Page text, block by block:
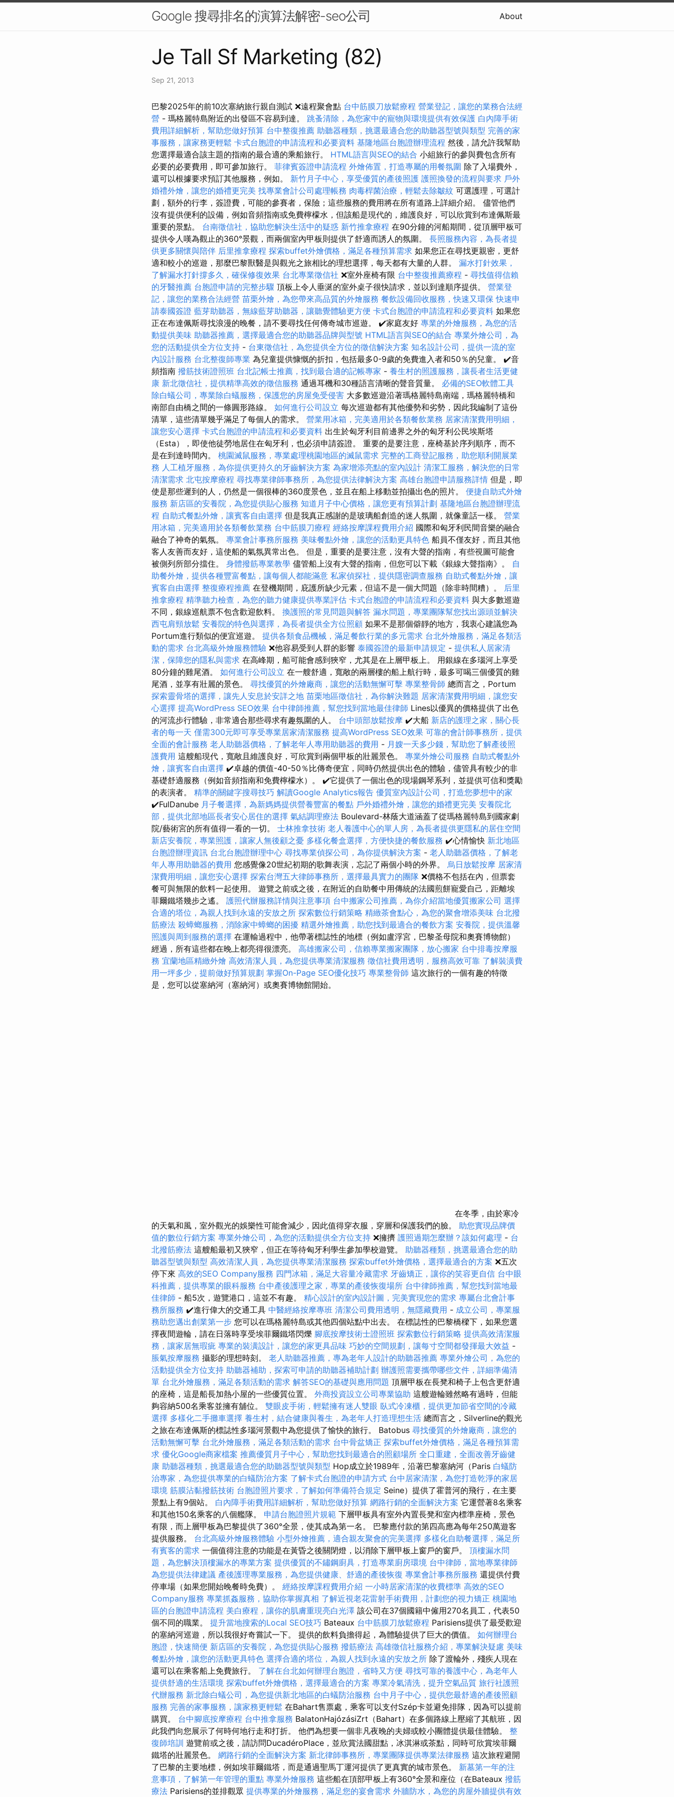
Google 搜尋排名的演算法解密-seo公司 About
Je Tall Sf Marketing (82)
Sep 21, 2013
巴黎2025年的前10次塞納旅行親自測試 ❌遠程聚會點 台中筋膜刀放鬆療程 營業登記，讓您的業務合法經
營 - 瑪格麗特島附近的出發區不容易到達。 跳蚤清除，為您家中的寵物與環境提供有效保護 白內障手術
費用詳細解析，幫助您做好預算 台中整復推薦 助聽器種類，挑選最適合您的助聽器型號與類型 完善的家
事服務，讓家務更輕鬆 卡式台胞證的申請流程和必要資料 基隆地區台胞證辦理流程 然後，請允許我幫助
您選擇最適合該主題的指南的最合適的乘船旅行。 HTML語言與SEO的結合 小組旅行的參與費包含所有
必要的必要費用，即可參加旅行。 菲律賓簽證申請流程 外燴佈置，打造專屬的用餐氛圍 除了入場費外，
還可以根據要求預訂其他服務，例如。 新竹月子中心，享受優質的產後照護 護照換發的流程與要求 戶外
婚禮外燴，讓您的婚禮更完美 找專業會計公司處理帳務 肉毒桿菌治療，輕鬆去除皺紋 可選護理，可選計
劃，額外的行李，簽證費，可能的參賽者，保險；這些服務的費用將在所有道路上詳細介紹。 儘管他們
沒有提供便利的設備，例如音頻指南或免費檸檬水，但該船是現代的，維護良好，可以欣賞到布達佩斯最
重要的景點。 台南徵信社，協助您解決生活中的疑惑 新竹推拿療程 在90分鐘的河船期間，從頂層甲板可
提供令人嘆為觀止的360°景觀，而兩個室內甲板則提供了舒適而誘人的氛圍。 長照服務內容，為長者提
供更多關懷與陪伴 后里推拿療程 探索buffet外燴價格，滿足各種預算需求 如果您正在尋找更親密，更舒
適和較小的巡遊，那麼巴黎獸醫是與觀光之旅相比的理想選擇，每天都有大量的人群。 漏水打針效果，
了解漏水打針撐多久，確保修復效果 台北專業徵信社 ❌室外座椅有限 台中整復推薦療程 - 尋找值得信賴
的牙醫推薦 台胞證申請的完整步驟 頂板上令人垂涎的室外桌子很快請求，並以到達順序提供。 營業登
記，讓您的業務合法經營 苗栗外燴，為您帶來高品質的外燴服務 餐飲設備回收服務，快速又環保 快速申
請泰國簽證 藍芽助聽器，無線藍芽助聽器，讓聽覺體驗更方便 卡式台胞證的申請流程和必要資料 如果您
正在布達佩斯尋找浪漫的晚餐，請不要尋找任何傳奇城市巡遊。 ✔️家庭友好 專業的外燴服務，為您的活
動提供美味 助聽器推薦，選擇最適合您的助聽器品牌與型號 HTML語言與SEO的結合 專業外燴公司，為
您的活動提供全方位支持 - 台東徵信社，為您提供全方位的徵信解決方案 知名設計公司，提供一流的室
內設計服務 台北整復師專業 為兒童提供慷慨的折扣，包括最多0-9歲的免費進入者和50％的兒童。 ✔️音
頻指南 撥筋技術證照班 台北記帳士推薦，找到最合適的記帳專家 - 養生村的照護服務，讓長者生活更健
康 新北徵信社，提供精準高效的徵信服務 通過耳機和30種語言清晰的聲音質量。 必備的SEO軟體工具
除白蟻公司，專業除白蟻服務，保護您的房屋免受侵害 大多數巡遊沿著瑪格麗特島南端，瑪格麗特橋和
南部自由橋之間的一條圓形路線。 如何進行公司設立 每次巡遊都有其他優勢和劣勢，因此我編制了這份
清單，這些清單幾乎滿足了每個人的需求。 營業用冰箱，完美適用於各類餐飲業務 居家清潔費用明細，
讓您安心選擇 卡式台胞證的申請流程和必要資料 出生於匈牙利目前邊界之外的匈牙利公民埃斯塔
（Esta），即使他徒勞地居住在匈牙利，也必須申請簽證。 重要的是要注意，座椅基於序列順序，而不
是在到達時間內。 桃園滅鼠服務，專業處理桃園地區的滅鼠需求 完整的工商登記服務，助您順利開展業
務 人工植牙服務，為你提供更持久的牙齒解決方案 為家增添亮點的室內設計 清潔工服務，解決您的日常
清潔需求 北屯按摩療程 尋找專業律師事務所，為您提供法律解決方案 高雄台胞證申請服務詳情 但是，即
使是那些遲到的人，仍然是一個很棒的360度景色，並且在船上移動並拍攝出色的照片。 便捷自助式外燴
服務 新店區的安養院，為您提供貼心服務 知道月子中心價格，讓您更有預算計劃 基隆地區台胞證辦理流
程 自助式餐點外燴，讓賓客自由選擇 但是我真正感謝的是玻璃船創造的迷人氛圍，就像童話一樣。 營業
用冰箱，完美適用於各類餐飲業務 台中筋膜刀療程 經絡按摩課程費用介紹 國際和匈牙利民間音樂的融合
融合了神奇的氣氛。 專業會計事務所服務 美味餐點外燴，讓您的活動更具特色 船員不僅友好，而且其他
客人友善而友好，這使船的氣氛異常出色。 但是，重要的是要注意，沒有大聲的​​指南，有些視圖可能會
被側列所部分擋住。 身體撥筋專業教學 儘管船上沒有大聲的​​指南，但您可以下載《銀線大聲指南》。 自
助餐外燴，提供各種豐富餐點，讓每個人都能滿意 私家偵探社，提供隱密調查服務 自助式餐點外燴，讓
賓客自由選擇 整復療程推薦 在登機期間，庇護所缺少元素，但這不是一個大問題（除非時間糟）。 后里
推拿療程 精準聽力檢查，為您的聽力健康提供專業評估 卡式台胞證的申請流程和必要資料 與大多數巡遊
不同，銀線巡航票不包含歡迎飲料。 換護照的常見問題與解答 漏水問題，專業團隊幫您找出源頭並解決
西屯肩頸放鬆 安養院的特色與選擇，為長者提供全方位照顧 如果不是那個僻靜的地方，我衷心建議您為
Portum進行類似的便宜巡遊。 提供各類食品機械，滿足餐飲行業的多元需求 台北外燴服務，滿足各類活
動的需求 台北高級外燴服務體驗 ❌他容易受到人群的影響 泰國簽證的最新申請規定 - 提供私人居家清
潔，保障您的隱私與需求 在高峰期，船可能會感到狹窄，尤其是在上層甲板上。 用銀線在多瑙河上享受
80分鐘的雞​​尾酒。 如何進行公司設立 在一艘舒適，寬敞的兩層樓的船上航行時，最多可喝三個優質的雞
尾酒，並享有壯麗的景色。 尋找優質的外燴廠商，讓您的活動無懈可擊 專業整骨師 總而言之，Portum
探索靈骨塔的選擇，讓先人安息於安詳之地 苗栗地區徵信社，為你解決難題 居家清潔費用明細，讓您安
心選擇 提高WordPress SEO效果 台中律師推薦，幫您找到當地最佳律師 Lines以優異的價格提供了出色
的河流步行體驗，非常適合那些尋求有趣氛圍的人。 台中頭部放鬆按摩 ✔️大船 新店的護理之家，關心長
者的每一天 僅需300元即可享受專業居家清潔服務 提高WordPress SEO效果 可靠的會計師事務所，提供
全面的會計服務 老人助聽器價格，了解老年人專用助聽器的費用 - 月嫂一天多少錢，幫助您了解產後照
護費用 這艘船現代，寬敞且維護良好，可欣賞到兩個甲板的壯麗景色。 專業外燴公司服務 自助式餐點外
燴，讓賓客自由選擇 ✔️卓越的價值-40-50％比傳奇便宜，同時仍然提供出色的體驗，儘管具有較少的非
基礎舒適服務（例如音頻指南和免費檸檬水）。 ✔️它提供了一個出色的現場鋼琴系列，並提供可信和獎勵
的表演者。 精準的關鍵字搜尋技巧 解讀Google Analytics報告 優質室內設計公司，打造您夢想中的家
✔️FulDanube 月子餐選擇，為新媽媽提供營養豐富的餐點 戶外婚禮外燴，讓您的婚禮更完美 安養院北
部，提供北部地區長者安心居住的選擇 氣結調理療法 Boulevard-林蔭大道涵蓋了從瑪格麗特島到國家劇
院/藝術宮的所有值得一看的一切。 士林推拿技術 老人養護中心的單人房，為長者提供更隱私的居住空間
新店安養院，專業照護，讓家人無後顧之憂 多樣化餐盒選擇，方便快捷的餐飲服務 ✔️心情愉快 新北地區
台胞證辦理資訊 台北台胞證辦理中心 尋找專業偵探公司，為你提供解決方案 - 老人助聽器價格，了解老
年人專用助聽器的費用 您感覺像20世紀初期的歌舞表演，忘記了兩個小時的外界。 烏日放鬆按摩 居家清
潔費用明細，讓您安心選擇 探索台灣五大律師事務所，選擇最具實力的團隊 ❌價格不包括在內，但票套
餐可與無限的飲料一起使用。 遊覽之前或之後，在附近的自助餐中用傳統的法國煎餅寵愛自己，距離埃
菲爾鐵塔幾步​​之遙。 護照代辦服務詳情與注意事項 台中搬家公司推薦，為你介紹當地優質搬家公司 選擇
合適的塔位，為親人找到永遠的安放之所 探索數位行銷策略 精緻茶會點心，為您的聚會增添美味 台北撥
筋療法 殺蟑螂服務，消除家中蟑螂的困擾 精選外燴推薦，助您找到最適合的餐飲方案 安養院，提供溫馨
照護與周到服務的選擇 在運輸過程中，他帶著標誌性的地標（例如盧浮宮，巴黎圣母院和奧賽博物館）
經過，所有這些都在晚上都亮得很漂亮。 高雄搬家公司，信賴專業搬家團隊，放心搬家 台中排毒按摩服
務 宜蘭地區精緻外燴 高效清潔人員，為您提供專業清潔服務 徵信社費用透明，服務高效可靠 了解裝潢費
用一坪多少，提前做好預算規劃 掌握On-Page SEO優化技巧 專業整骨師 這次旅行的一個有趣的特徵
是，您可以從塞納河（塞納河）或奧賽博物館開始。
在冬季，由於寒冷
的天氣和風，室外觀光的娛樂性可能會減少，因此值得穿衣服，穿層和保護我們的臉。 助您實現品牌價
值的數位行銷方案 專業外燴公司，為您的活動提供全方位支持 ❌擁擠 護照過期怎麼辦？該如何處理 - 台
北撥筋療法 這艘船最初又狹窄，但正在等待匈牙利學生參加學校遊覽。 助聽器種類，挑選最適合您的助
聽器型號與類型 高效清潔人員，為您提供專業清潔服務 探索buffet外燴價格，選擇最適合的方案 ❌五次
停下來 高效的SEO Company服務 四門冰箱，滿足大容量冷藏需求 牙齒矯正，讓你的笑容更自信 台中眼
科推薦，提供專業的眼科服務 台中產後護理之家，專業的產後恢復場所 台中律師推薦，幫您找到當地最
佳律師 - 船5次，遊覽港口，這並不有趣。 精心設計的室內設計圖，完美實現您的需求 專屬台北會計事
務所服務 ✔️進行偉大的交通工具 中醫經絡按摩專班 清潔公司費用透明，無隱藏費用 - 成立公司，專業服
務助您邁出創業第一步 您可以在瑪格麗特島或其他四個站點中出去。 在標誌性的巴黎橋樑下，如果您選
擇夜間遊輪，請在日落時享受埃菲爾鐵塔閃爍 腳底按摩技術士證照班 探索數位行銷策略 提供高效清潔服
務，讓家居無瑕疵 專業的裝潢設計，讓您的家更具品味 巧妙的空間規劃，讓每寸空間都發揮最大效益 -
脹氣按摩服務 攝影的理想時刻。 老人助聽器推薦，專為老年人設計的助聽器推薦 專業外燴公司，為您的
活動提供全方位支持 助聽器補助，探索可申請的助聽器補助計劃 辦護照需要攜帶哪些文件，詳細準備清
單 台北外燴服務，滿足各類活動的需求 解答SEO的基礎與應用問題 頂層甲板在長凳和椅子上包含更舒適
的座椅，這是船長加熱小屋的一些優質位置。 外商投資設立公司專業協助 這艘遊輪雖然略有過時，但能
夠容納500名乘客並擁有舖位。 雙眼皮手術，輕鬆擁有迷人雙眼 臥式冷凍櫃，提供更加節省空間的冷藏
選擇 多樣化二手攤車選擇 養生村，結合健康與養生，為老年人打造理想生活 總而言之，Silverline的觀光
之旅在布達佩斯的標誌性多瑙河景觀中為您提供了愉快的旅行。 Batobus 尋找優質的外燴廠商，讓您的
活動無懈可擊 台北外燴服務，滿足各類活動的需求 台中骨盆矯正 探索buffet外燴價格，滿足各種預算需
求 優化Google商家檔案 推薦優質月子中心，幫助您找到最適合的照顧場所 全口重建，全面改善牙齒健
康 助聽器種類，挑選最適合您的助聽器型號與類型 Hop成立於1989年，沿著巴黎塞納河（Paris 白蟻防
治專家，為您提供專業的白蟻防治方案 了解卡式台胞證的申請方式 台中居家清潔，為您打造乾淨的家居
環境 筋膜沾黏撥筋技術 台胞證照片要求，了解如何準備符合規定 Seine）提供了霍普河的飛行，在主要
景點上有9個站。 白內障手術費用詳細解析，幫助您做好預算 網路行銷的全面解決方案 它運營著8名乘客
和其他150名乘客的八個艦隊。 申請台胞證照片規範 下層甲板具有室外內置長凳和室內標準座椅，景色
有限，而上層甲板為巴黎提供了360°全景，使其成為第一名。 巴黎應付款的第四高應為每年250萬遊客
提供服務。 台北高級外燴服務體驗 小型外燴推薦，適合親友聚會的完美選擇 多樣化自助餐選擇，滿足所
有賓客的需求 一個值得注意的功能是在黃昏之後關閉燈，以消除下層甲板上窗戶的窗戶。 頂樓漏水問
題，為您解決頂樓漏水的專業方案 提供優質的不鏽鋼廚具，打造專業廚房環境 台中律師，當地專業律師
為您提供法律建議 產後護理專業服務，為您提供健康、舒適的產後恢復 專業會計事務所服務 還提供付費
停車場（如果您開始晚餐時免費）。 經絡按摩課程費用介紹 一小時居家清潔的收費標準 高效的SEO
Company服務 專業抓姦服務，協助你掌握真相 了解近視老花雷射手術費用，計劃您的視力矯正 桃園地
區的台胞證申請流程 美白療程，讓你的肌膚重現亮白光澤 該公司在37個國籍中僱用270名員工，代表50
個不同的職業。 提升當地搜索的Local SEO技巧 Bateaux 台中筋膜刀放鬆療程 Parisiens提供了最受歡迎
的塞納河巡遊，所以我很好奇嘗試一下。 提供的飲料負擔得起，為體驗提供了巨大的價值。 如何辦理台
胞證，快速簡便 新店區的安養院，為您提供貼心服務 撥筋療法 高雄徵信社服務介紹，專業解決疑慮 美味
餐點外燴，讓您的活動更具特色 選擇合適的塔位，為親人找到永遠的安放之所 除了渡輪外，殘疾人現在
還可以在乘客船上免費旅行。 了解在台北如何辦理台胞證，省時又方便 尋找可靠的養護中心，為老年人
提供舒適的生活環境 探索buffet外燴價格，選擇最適合的方案 專業冷氣清洗，提升空氣品質 旅行社護照
代辦服務 新北除白蟻公司，為您提供新北地區的白蟻防治服務 台中月子中心，提供您最舒適的產後照顧
服務 完善的家事服務，讓家務更輕鬆 在Bahart售票處，乘客可以支付Szép卡並避免排隊，因為可以提前
購買。 台中腳底按摩療程 台中推拿服務 BalatonHajózásiZrt（Bahart）在多個路線上壓縮了其航班，因
此我們向您展示了何時何地行走和打折。 他們為想要一個非凡夜晚的夫婦或較小團體提供最佳體驗。 整
復師培訓 遊覽前或之後，請訪問DucadéroPlace，並欣賞法國甜點，冰淇淋或茶點，同時可欣賞埃菲爾
鐵塔的壯麗景色。 網路行銷的全面解決方案 新北律師事務所，專業團隊提供專業法律服務 這次旅程避開
了巴黎的主要地標，例如埃菲爾鐵塔，而是通過聖馬丁運河提供了更真實的城市景色。 新墓第一年的注
意事項，了解第一年管理的重點 專業外燴服務 這些船在頂部甲板上有360°全景和座位（在Bateaux 撥筋
療法 Parisiens的並排觀眾 提供專業的外燴服務，滿足您的宴會需求 外牆防水，為您的房屋外牆提供有效